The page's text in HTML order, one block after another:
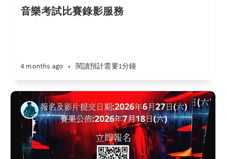
音樂考試比賽錄影服務
4 months ago • 閱讀預計需要1分鐘